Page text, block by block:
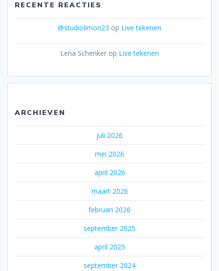
RECENTE REACTIES
@studiolimon23 op Live tekenen
Lena Schenker op Live tekenen
ARCHIEVEN
juli 2026
mei 2026
april 2026
maart 2026
februari 2026
september 2025
april 2025
september 2024